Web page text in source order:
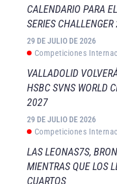
CALENDARIO PARA
SERIES
29 DE JULIO DE 2026
Competiciones
VALLADOLID
HSBC SVNS WORLD
2027
29 DE JULIO DE 2026
Competiciones
LAS LEONAS7S,
MIENTRAS QUE LOS
CUARTOS